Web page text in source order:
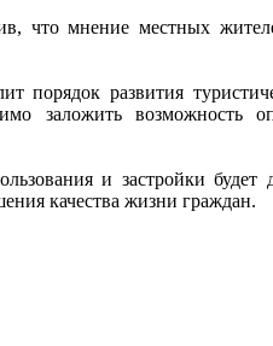
что мнение местных
порядок развития
заложить возможность
и застройки
качества жизни граждан.